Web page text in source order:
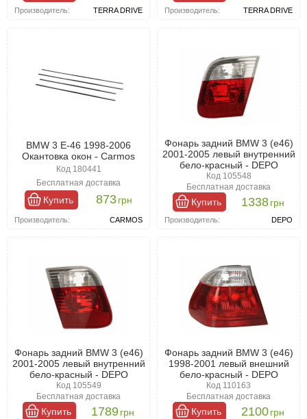
Производитель: TERRA DRIVE Производитель: TERRA DRIVE
BMW 3 E-46 1998-2006
Окантовка окон - Carmos
Код 180441
Бесплатная доставка
Купить 873 грн
Производитель: CARMOS
Фонарь задний BMW 3 (e46)
2001-2005 левый внутренний
бело-красный - DEPO
Код 105548
Бесплатная доставка
Купить 1338грн
Производитель: DEPO
Фонарь задний BMW 3 (e46)
2001-2005 левый внутренний
бело-красный - DEPO
Код 105549
Бесплатная доставка
Купить 1789грн
Фонарь задний BMW 3 (e46)
1998-2001 левый внешний
бело-красный - DEPO
Код 110163
Бесплатная доставка
Купить 2100грн